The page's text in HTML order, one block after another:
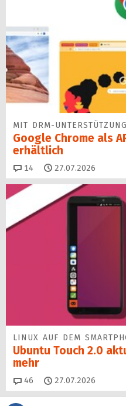
MIT DRM-UNTERSTÜTZUNG
Google Chrome als
erhältlich
14 Kommentare
27.07.2026
LINUX AUF DEM
Ubuntu Touch 2.0
mehr
46 Kommentare
27.07.2026